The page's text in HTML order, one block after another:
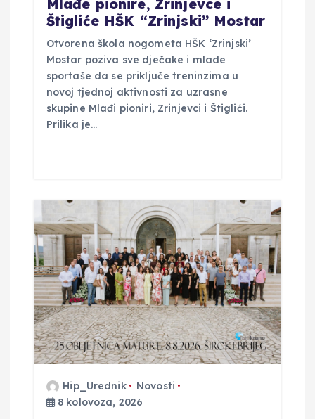
Mlađe pionire, Zrinjevce i
Štigliće HŠK “Zrinjski” Mostar
​Otvorena škola nogometa HŠK ‘Zrinjski’
Mostar poziva sve dječake i mlade
sportaše da se priključe treninzima u
novoj tjednoj aktivnosti za uzrasne
skupine Mlađi pioniri, Zrinjevci i Štiglići. ​
Prilika je…
Hip_Urednik
Novosti
8 kolovoza, 2026